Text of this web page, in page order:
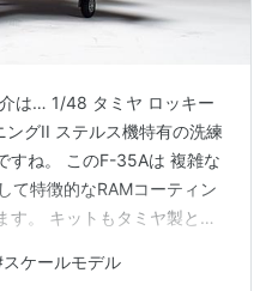
は… 1/48 タミヤ ロッキー
グII ステルス機特有の洗練
すね。 このF-35Aは 複雑な
て特徴的なRAMコーティン
す。 キットもタミヤ製とい
でも製作できると思いま
スケールモデル